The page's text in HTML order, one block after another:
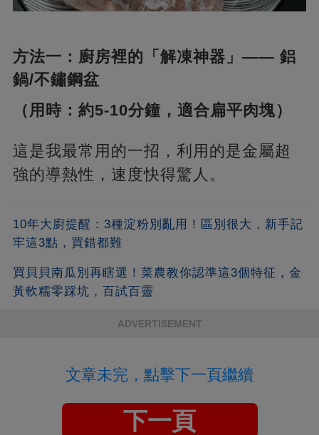
方法一：廚房裡的「解凍神器」—— 鋁
鍋/不鏽鋼盆
（用時：約5-10分鐘，適合扁平肉塊）
這是我最常用的一招，利用的是金屬超
強的導熱性，速度快得驚人。
10年大廚提醒：3種淀粉別亂用！區別很大，新手記
牢這3點，買錯都難
買貝貝南瓜別再瞎選！菜農教你認準這3個特征，金
黃軟糯零踩坑，百試百靈
ADVERTISEMENT
文章未完，點擊下一頁繼續
下一頁